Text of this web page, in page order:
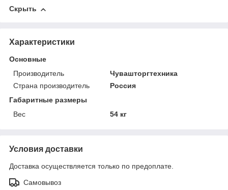
Скрыть
Характеристики
Основные
Производитель
Чувашторгтехника
Страна производитель
Россия
Габаритные размеры
Вес
54 кг
Условия доставки
Доставка осуществляется только по предоплате.
Самовывоз